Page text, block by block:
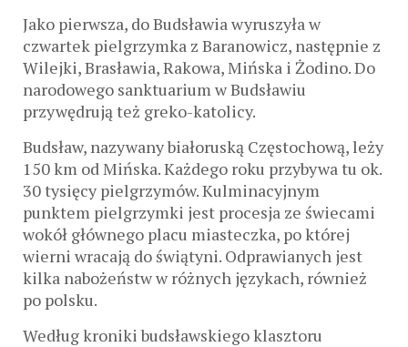
Jako pierwsza, do Budsławia wyruszyła w
czwartek pielgrzymka z Baranowicz, następnie z
Wilejki, Brasławia, Rakowa, Mińska i Żodino. Do
narodowego sanktuarium w Budsławiu
przywędrują też greko-katolicy.
Budsław, nazywany białoruską Częstochową, leży
150 km od Mińska. Każdego roku przybywa tu ok.
30 tysięcy pielgrzymów. Kulminacyjnym
punktem pielgrzymki jest procesja ze świecami
wokół głównego placu miasteczka, po której
wierni wracają do świątyni. Odprawianych jest
kilka nabożeństw w różnych językach, również
po polsku.
Według kroniki budsławskiego klasztoru